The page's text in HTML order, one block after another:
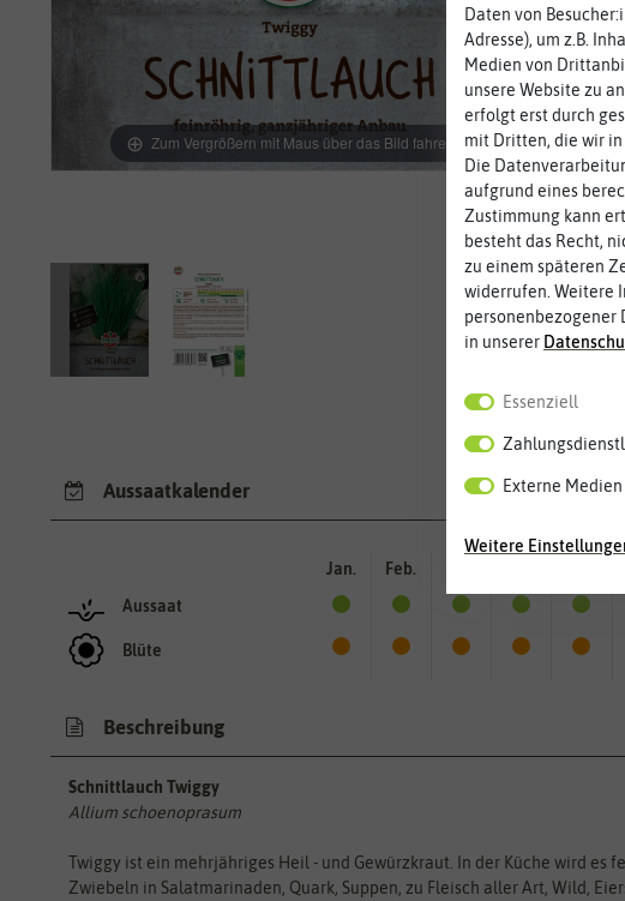
Zum Vergrößern mit Maus über das Bild fahren
Wie viel
sonnig,
Aussaatkalender
Aussaat
Blüte
Jan. Feb.
Beschreibung
Schnittlauch Twiggy
Allium schoenoprasum
Twiggy ist ein mehrjähriges Heil - und Gewürzkraut. In der Küche wird es
Zwiebeln in Salatmarinaden, Quark, Suppen, zu Fleisch aller Art, Wild,
Daten von
Adresse), um z.B.
Medien von
unsere Website zu
erfolgt erst durch
mit Dritten, die wir in
Die
aufgrund eines
Zustimmung kann
besteht das Recht,
zu einem späteren
widerrufen. Weitere
personenbezogener
in unserer
Essenziell
Externe Medien
Weitere